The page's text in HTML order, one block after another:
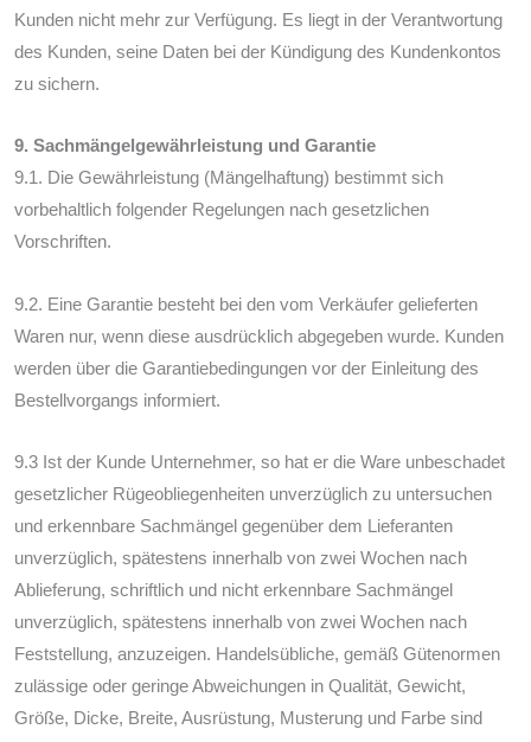
Kunden nicht mehr zur Verfügung. Es liegt in der Verantwortung
des Kunden, seine Daten bei der Kündigung des Kundenkontos
zu sichern.
9. Sachmängelgewährleistung und Garantie
9.1. Die Gewährleistung (Mängelhaftung) bestimmt sich
vorbehaltlich folgender Regelungen nach gesetzlichen
Vorschriften.
9.2. Eine Garantie besteht bei den vom Verkäufer gelieferten
Waren nur, wenn diese ausdrücklich abgegeben wurde. Kunden
werden über die Garantiebedingungen vor der Einleitung des
Bestellvorgangs informiert.
9.3 Ist der Kunde Unternehmer, so hat er die Ware unbeschadet
gesetzlicher Rügeobliegenheiten unverzüglich zu untersuchen
und erkennbare Sachmängel gegenüber dem Lieferanten
unverzüglich, spätestens innerhalb von zwei Wochen nach
Ablieferung, schriftlich und nicht erkennbare Sachmängel
unverzüglich, spätestens innerhalb von zwei Wochen nach
Feststellung, anzuzeigen. Handelsübliche, gemäß Gütenormen
zulässige oder geringe Abweichungen in Qualität, Gewicht,
Größe, Dicke, Breite, Ausrüstung, Musterung und Farbe sind